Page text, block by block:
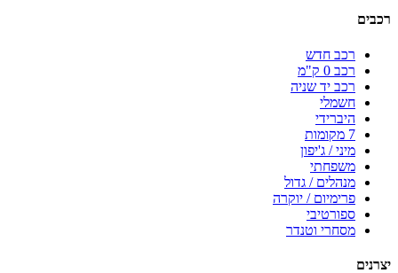
רכבים
רכב חדש
רכב 0 ק"מ
רכב יד שניה
חשמלי
היברידי
7 מקומות
מיני / ג'יפון
משפחתי
מנהלים / גדול
פרימיום / יוקרה
ספורטיבי
מסחרי וטנדר
יצרנים